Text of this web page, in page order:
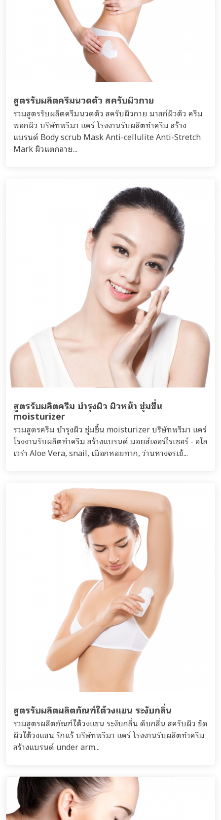
สูตรรับผลิตครีมนวดตัว สครับผิวกาย
รวมสูตรรับผลิตครีมนวดตัว สครับผิวกาย มาสก์ผิวตัว ครีม
พอกผิว บริษัทพรีมา แคร์ โรงงานรับผลิตทำครีม สร้าง
แบรนด์ Body scrub Mask Anti-cellulite Anti-Stretch
Mark ผิวแตกลาย...
สูตรรับผลิตครีม บำรุงผิว ผิวหน้า ชุ่มชื่น
moisturizer
รวมสูตรครีม บำรุงผิว ชุ่มชื้น moisturizer บริษัทพรีมา แคร์
โรงงานรับผลิตทำครีม สร้างแบรนด์ มอยส์เจอร์ไรเซอร์ - อโล
เวร่า Aloe Vera, snail, เมือกหอยทาก, ว่านหางจรเข้...
สูตรรับผลิตผลิตภัณฑ์ใต้วงแขน ระงับกลิ่น
รวมสูตรผลิตภัณฑ์ใต้วงแขน ระงับกลิ่น ดับกลิ่น สครับผิว ขัด
ผิวใต้วงแขน รักแร้ บริษัทพรีมา แคร์ โรงงานรับผลิตทำครีม
สร้างแบรนด์ under arm...